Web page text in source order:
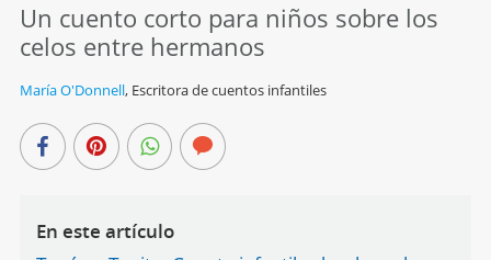
Un cuento corto para niños sobre los
celos entre hermanos
María O'Donnell, Escritora de cuentos infantiles
En este artículo